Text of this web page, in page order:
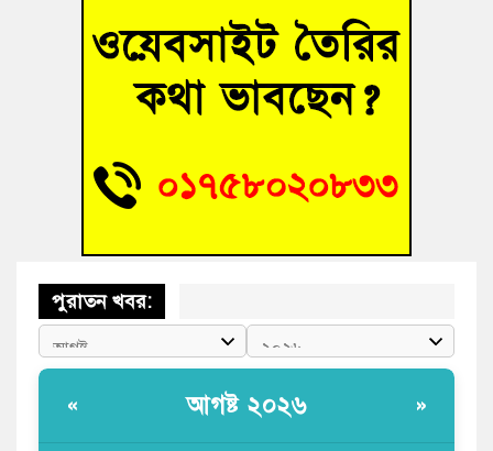
জুলাই গণঅভ্যুত্থান দিবসে কুমিল্লায় শ্রদ্ধা, র‍্যালি ও সংবর্ধনা
তনু হত্যা মামলায় গ্রেফতার সাবেক সেনা সদস্য হাফিজুর রহমান
হাইকোর্টের জামিনে মুক্ত
আহত শিক্ষার্থীদের দেখতে গিয়ে মেডিকেলের ক্যান্টিনে অবরুদ্ধ জবি
পুরাতন খবর:
« আগষ্ট ২০২৬ »